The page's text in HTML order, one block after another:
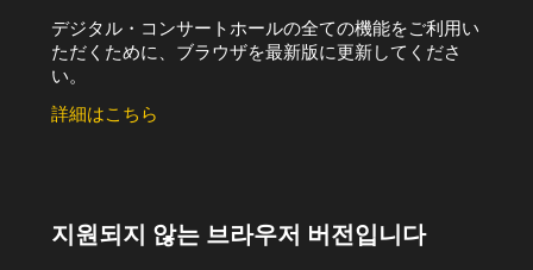
デジタル・コンサートホールの全ての機能をご利用い
ただくために、ブラウザを最新版に更新してくださ
い。
詳細はこちら
지원되지 않는 브라우저 버전입니다